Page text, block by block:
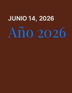
JUNIO 14, 2026
Año 2026